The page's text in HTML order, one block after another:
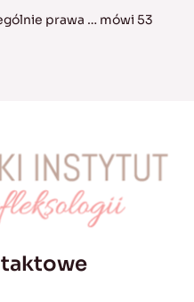
prawa … mówi 53